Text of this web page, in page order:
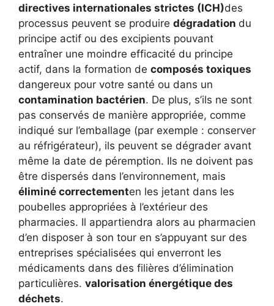
directives internationales strictes (ICH)des
processus peuvent se produire dégradation du
principe actif ou des excipients pouvant
entraîner une moindre efficacité du principe
actif, dans la formation de composés toxiques
dangereux pour votre santé ou dans un
contamination bactérien. De plus, s’ils ne sont
pas conservés de manière appropriée, comme
indiqué sur l’emballage (par exemple : conserver
au réfrigérateur), ils peuvent se dégrader avant
même la date de péremption. Ils ne doivent pas
être dispersés dans l’environnement, mais
éliminé correctementen les jetant dans les
poubelles appropriées à l’extérieur des
pharmacies. Il appartiendra alors au pharmacien
d’en disposer à son tour en s’appuyant sur des
entreprises spécialisées qui enverront les
médicaments dans des filières d’élimination
particulières. valorisation énergétique des
déchets.